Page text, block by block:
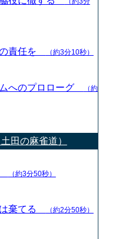
の責任を （約3分10秒）
へのプロローグ
（約
田の麻雀道）
（約3分50秒）
は棄てる （約2分50秒）